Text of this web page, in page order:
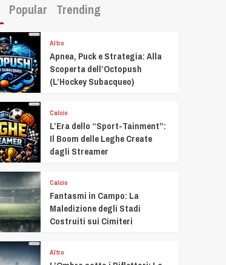
Popular Trending
Altro
Apnea, Puck e Strategia: Alla
Scoperta dell’Octopush
(L’Hockey Subacqueo)
Calcio
L’Era dello “Sport-Tainment”:
Il Boom delle Leghe Create
dagli Streamer
Calcio
Fantasmi in Campo: La
Maledizione degli Stadi
Costruiti sui Cimiteri
Altro